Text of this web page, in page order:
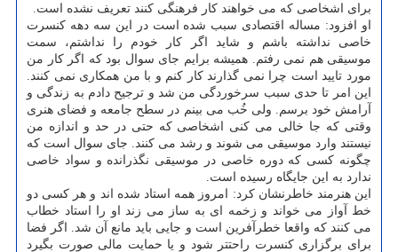
برای اشخاصی که می خواهند کار فرهنگی کنند تعریف نشده است.
او افزود: مساله اقتصادی سبب شده است در این سه دهه کنسرت
خاصی نداشته باشم و شاید اگر کار خودم را نداشتم، سمت
موسیقی هم نمی رفتم. همیشه برایم جای سوال بود که اگر کار من
مورد تایید است چرا نمی گذارند کار کنم و با من همکاری نمی کنند.
این امر تا حدی سبب سرخوردگی من شد و ترجیح دادم به زندگی و
آرامش خود برسم. ولی خُب می بینم در سطح جامعه و فضای هنری
وقتی که جا خالی می کنی اشخاصی که حتی در حد و اندازه من
نیستند وارد موسیقی می شوند و رشد می کنند. جای سوال است که
چگونه کسی که دوره خاصی در موسیقی نگذرانده و سواد خاصی
ندارد به این جایگاه رسیده است.
این هنرمند خاطرنشان کرد: امروز همه استاد شده اند و هر کسی دو
خط آواز می خواند و زخمه ای به ساز می زند او را استاد خطاب
می کنند که واقعا خطرآفرین است و جایی باید مانع آن شد. اگر فضا
برای برگزاری کنسرت راحتتر شود و یا حمایت مالی صورت بگیرد